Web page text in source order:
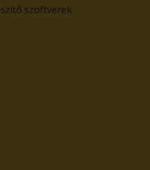
szoftverek